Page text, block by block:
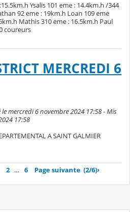
Ysalis 101 eme : 14.4km.h /344
92 eme : 19km.h Loan 109 eme
Mathis 310 eme : 16.5km.h Paul
coureurs
MERCREDI 6
le mercredi 6 novembre 2024 17:58 - Mis
17:58
A SAINT GALMIER
2 … 6 Page suivante (2/6)›